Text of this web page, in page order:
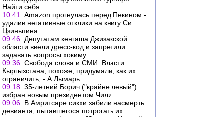
Найти себя...
10:41
Amazon прогнулась перед Пекином -
удалив негативные отклики на книгу Си
Цзиньпина
09:46 Депутатам кенгаша Джизакской
области ввели дресс-код и запретили
задавать вопросы хокиму
09:36 Свобода слова и СМИ. Власти
Кыргызстана, похоже, придумали, как их
ограничить, - А.Лымарь
09:18 35-летний Борич ("крайне левый")
избран новым президентом Чили
09:06 В Амритсаре сикхи забили насмерть
девианта, пытавшегося потрогать их